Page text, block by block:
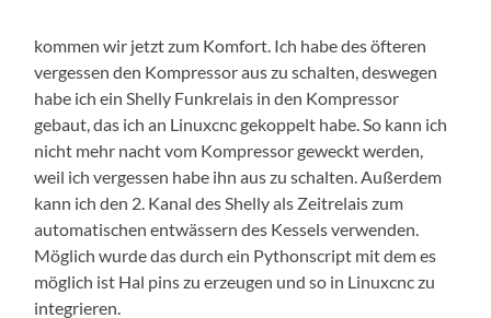
kommen wir jetzt zum Komfort. Ich habe des öfteren
vergessen den Kompressor aus zu schalten, deswegen
habe ich ein Shelly Funkrelais in den Kompressor
gebaut, das ich an Linuxcnc gekoppelt habe. So kann ich
nicht mehr nacht vom Kompressor geweckt werden,
weil ich vergessen habe ihn aus zu schalten. Außerdem
kann ich den 2. Kanal des Shelly als Zeitrelais zum
automatischen entwässern des Kessels verwenden.
Möglich wurde das durch ein Pythonscript mit dem es
möglich ist Hal pins zu erzeugen und so in Linuxcnc zu
integrieren.